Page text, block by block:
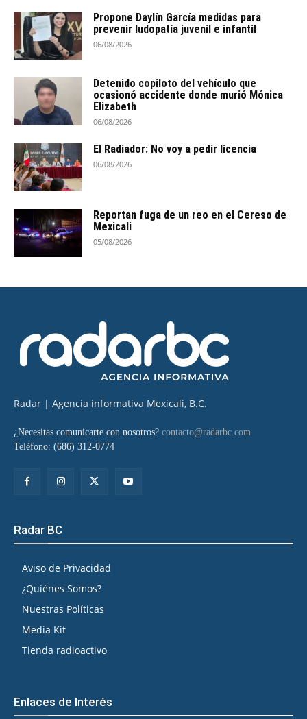
Propone Daylín García medidas para
prevenir ludopatía juvenil e infantil
06/08/2026
Detenido copiloto del vehículo que
ocasionó accidente donde murió Mónica
Elizabeth
06/08/2026
El Radiador: No voy a pedir licencia
06/08/2026
Reportan fuga de un reo en el Cereso de
Mexicali
05/08/2026
Radar | Agencia informativa Mexicali, B.C.
¿Necesitas comunicarte con nosotros? contacto@radarbc.com
Teléfono: (686) 312-0774
Radar BC
Aviso de Privacidad
¿Quiénes Somos?
Nuestras Políticas
Media Kit
Tienda radioactivo
Enlaces de Interés